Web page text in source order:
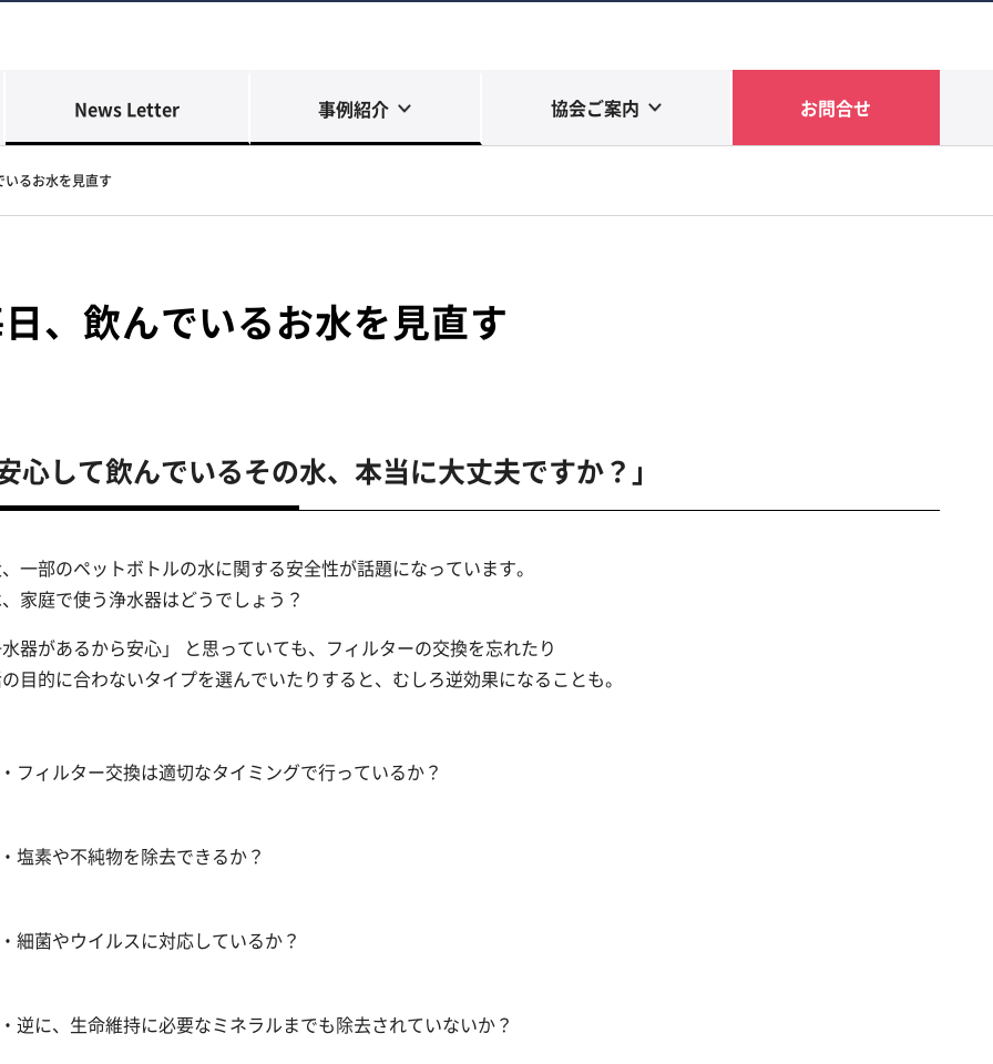
News Letter 事例紹介 協会ご案内 お問合せ
いるお水を見直す
、飲んでいるお水を見直す
心して飲んでいるその水、本当に大丈夫ですか？」
一部のペットボトルの水に関する安全性が話題になっています。
家庭で使う浄水器はどうでしょう？
器があるから安心」 と思っていても、フィルターの交換を忘れたり
目的に合わないタイプを選んでいたりすると、むしろ逆効果になることも。
フィルター交換は適切なタイミングで行っているか？
塩素や不純物を除去できるか？
細菌やウイルスに対応しているか？
逆に、生命維持に必要なミネラルまでも除去されていないか？